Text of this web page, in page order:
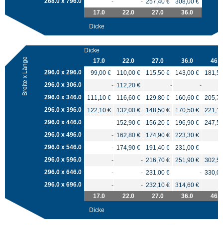
- - 257,40 €
308,00 €
17.0
22.0 27.0
36.0
Dicke
Dicke
17.0
22.0 27.0 36.0 46.0
Breite x Länge 296.0 x 296.0 99,00 € 110,00 € 115,50 € 143,00 €
296.0 x 306.0
- 112,20 € -
-
296.0 x 346.0
111,10 € 116,60 € 129,80 € 160,60 €
296.0 x 396.0
122,10 € 132,00 € 148,50 € 170,50 €
296.0 x 446.0
- 152,90 € 156,20 € 196,90 €
296.0 x 496.0
- 162,80 € 174,90 €
223,30 €
296.0 x 546.0
- 174,90 € 191,40 €
231,00 €
296.0 x 596.0
- - 216,70 € 251,90 €
296.0 x 646.0
- - 231,00 € -
296.0 x 696.0
- - 232,10 €
314,60 €
17.0
22.0 27.0 36.0
46.0
Dicke